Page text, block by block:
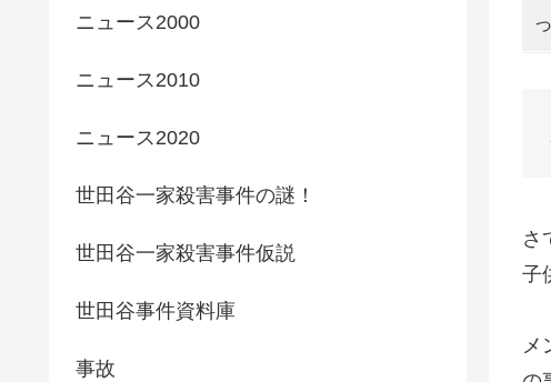
さ
子
メ
ニュース2000
ニュース2010
ニュース2020
世田谷一家殺害事件の謎！
世田谷一家殺害事件仮説
世田谷事件資料庫
事故